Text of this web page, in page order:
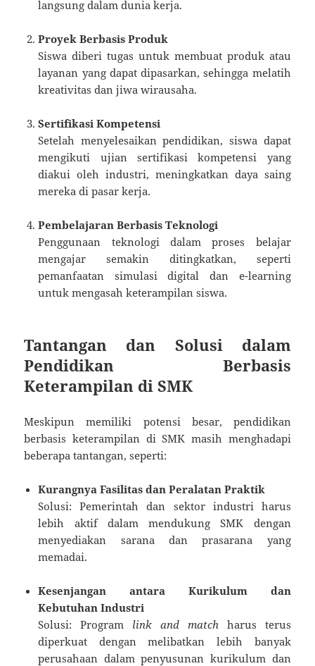
langsung dalam dunia kerja.
Proyek Berbasis Produk
Siswa diberi tugas untuk membuat produk atau
layanan yang dapat dipasarkan, sehingga melatih
kreativitas dan jiwa wirausaha.
Sertifikasi Kompetensi
Setelah menyelesaikan pendidikan, siswa dapat
mengikuti ujian sertifikasi kompetensi yang
diakui oleh industri, meningkatkan daya saing
mereka di pasar kerja.
Pembelajaran Berbasis Teknologi
Penggunaan teknologi dalam proses belajar
mengajar semakin ditingkatkan, seperti
pemanfaatan simulasi digital dan e-learning
untuk mengasah keterampilan siswa.
Tantangan dan Solusi dalam
Pendidikan Berbasis
Keterampilan di SMK
Meskipun memiliki potensi besar, pendidikan
berbasis keterampilan di SMK masih menghadapi
beberapa tantangan, seperti:
Kurangnya Fasilitas dan Peralatan Praktik
Solusi: Pemerintah dan sektor industri harus
lebih aktif dalam mendukung SMK dengan
menyediakan sarana dan prasarana yang
memadai.
Kesenjangan antara Kurikulum dan
Kebutuhan Industri
Solusi: Program link and match harus terus
diperkuat dengan melibatkan lebih banyak
perusahaan dalam penyusunan kurikulum dan